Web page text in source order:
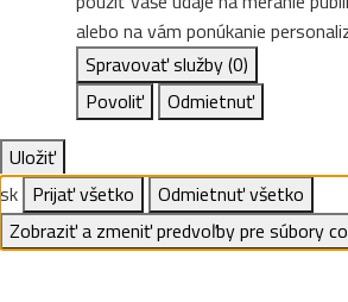
alebo na vám ponúkanie
Spravovať služby(0)
Povoliť
Odmietnuť
Uložiť
sk Prijať všetko
Odmietnuť všetko
Zobraziť a zmeniť predvoľby pre súbory